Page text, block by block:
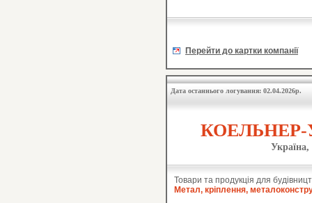
Перейти до картки компанії
Дата останнього логування: 02.04.2026р.
КОЕЛЬНЕР-
Україна,
Товари та продукція для
Метал, кріплення,